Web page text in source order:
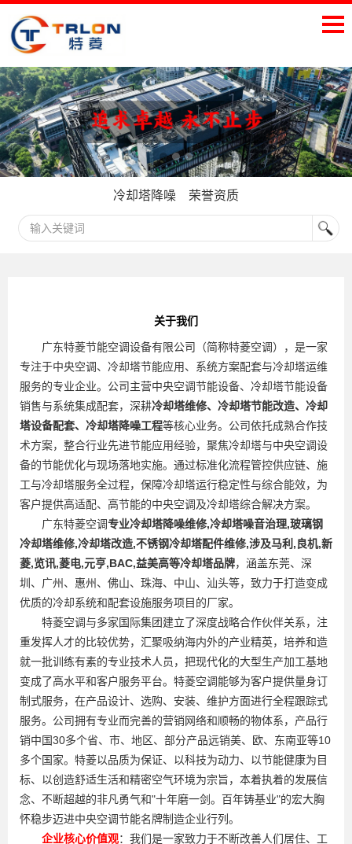
冷却塔降噪 荣誉资质
关于我们
广东特菱节能空调设备有限公司（简称特菱空调），是一家
专注于中央空调、冷却塔节能应用、系统方案配套与冷却塔运维
服务的专业企业。公司主营中央空调节能设备、冷却塔节能设备
销售与系统集成配套，深耕冷却塔维修、冷却塔节能改造、冷却
塔设备配套、冷却塔降噪工程等核心业务。公司依托成熟合作技
术方案，整合行业先进节能应用经验，聚焦冷却塔与中央空调设
备的节能优化与现场落地实施。通过标准化流程管控供应链、施
工与冷却塔服务全过程，保障冷却塔运行稳定性与综合能效，为
客户提供高适配、高节能的中央空调及冷却塔综合解决方案。
广东特菱空调专业冷却塔降噪维修,冷却塔噪音治理,玻璃钢
冷却塔维修,冷却塔改造,不锈钢冷却塔配件维修,涉及马利,良机,新
菱,览讯,菱电,元亨,BAC,益美高等冷却塔品牌，涵盖东莞、深
圳、广州、惠州、佛山、珠海、中山、汕头等，致力于打造变成
优质的冷却系统和配套设施服务项目的厂家。
特菱空调与多家国际集团建立了深度战略合作伙伴关系，注
重发挥人才的比较优势，汇聚吸纳海内外的产业精英，培养和造
就一批训练有素的专业技术人员，把现代化的大型生产加工基地
变成了高水平和客户服务平台。特菱空调能够为客户提供量身订
制式服务，在产品设计、选购、安装、维护方面进行全程跟踪式
服务。公司拥有专业而完善的营销网络和顺畅的物体系，产品行
销中国30多个省、市、地区、部分产品远销美、欧、东南亚等10
多个国家。特菱以品质为保证、以科技为动力、以节能健康为目
标、以创造舒适生活和精密空气环境为宗旨，本着执着的发展信
念、不断超越的非凡勇气和"十年磨一剑。百年铸基业"的宏大胸
怀稳步迈进中央空调节能名牌制造企业行列。
企业核心价值观：我们是一家致力于不断改善人们居住、工